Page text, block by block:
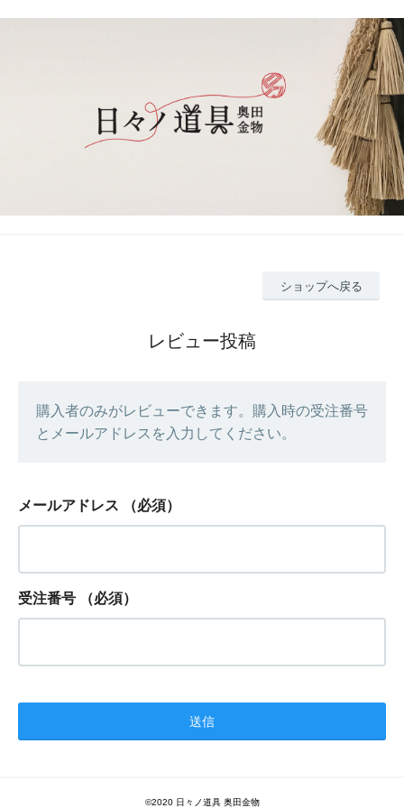
ショップへ戻る
レビュー投稿
購入者のみがレビューできます。購入時の受注番号
とメールアドレスを入力してください。
メールアドレス （必須）
受注番号 （必須）
©︎2020 日々ノ道具 奥田金物